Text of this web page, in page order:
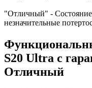
"Отличный" - Состояние
незначительные
S20 Ultra с
Отличный